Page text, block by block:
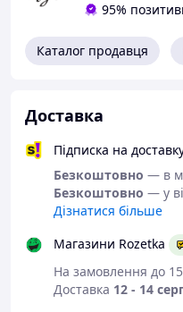
95%
Каталог продавця
Доставка
Підписка на
Безкоштовно — в
Безкоштовно — у
Дізнатися більше
Магазини Rozetka
На замовлення до 15
Доставка 12 - 14